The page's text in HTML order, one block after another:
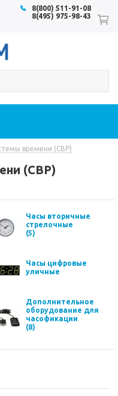
8(800) 511-91-08
8(495) 975-98-43
времени (СВР)
(СВР)
Часы вторичные
стрелочные
(5)
Часы цифровые
уличные
Дополнительное
оборудование для
часофикации
(8)